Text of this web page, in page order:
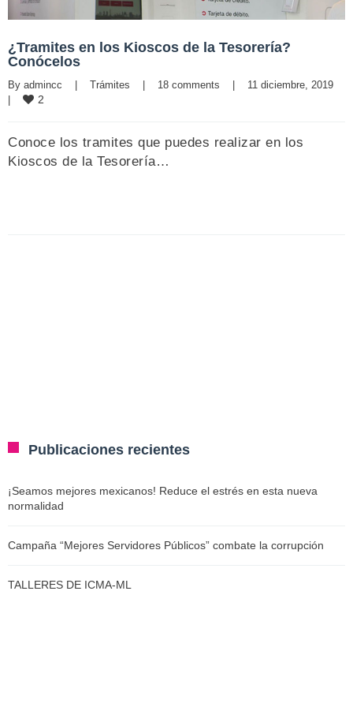
¿Tramites en los Kioscos de la Tesorería?
Conócelos
By admincc | Trámites | 18 comments |
|
2
Conoce los tramites que puedes realizar en los
Kioscos de la Tesorería…
Publicaciones recientes
¡Seamos mejores mexicanos! Reduce el estrés en esta nueva
normalidad
Campaña “Mejores Servidores Públicos” combate la corrupción
TALLERES DE ICMA-ML